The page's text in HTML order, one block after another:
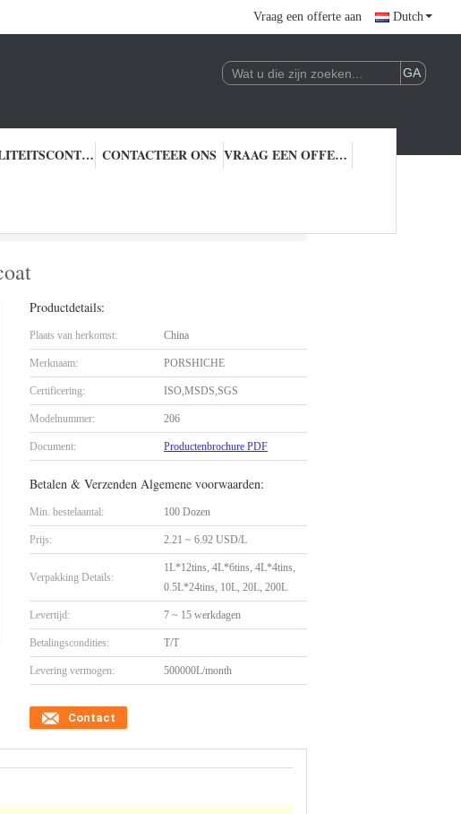
Vraag een offerte aan Dutch
KWALITEITSCONTROLE CONTACTEER ONS VRAAG EEN OFFERTE AAN
Productdetails:
Plaats van herkomst: China
Merknaam: PORSHICHE
Certificering: ISO,MSDS,SGS
Modelnummer: 206
Document: Productenbrochure PDF
Betalen & Verzenden Algemene voorwaarden:
Min. bestelaantal: 100 Dozen
Prijs: 2.21 ~ 6.92 USD/L
Verpakking Details:
1L*12tins, 4L*6tins, 4L*4tins,
0.5L*24tins, 10L, 20L, 200L
Levertijd: 7 ~ 15 werkdagen
Betalingscondities: T/T
Levering vermogen: 500000L/month
Contact